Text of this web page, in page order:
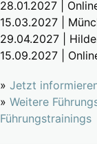
28.01.2027 |
15.03.2027 |
29.04.2027 |
15.09.2027 |
» Jetzt
» Weitere
Führungstrainings